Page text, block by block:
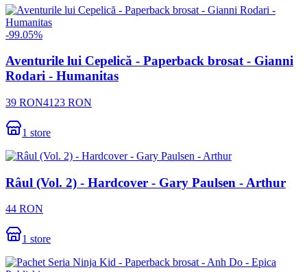
-99.05%
Aventurile lui Cepelică - Paperback brosat - Gianni
Rodari - Humanitas
39 RON4123 RON
1 store
Râul (Vol. 2) - Hardcover - Gary Paulsen - Arthur
44 RON
1 store